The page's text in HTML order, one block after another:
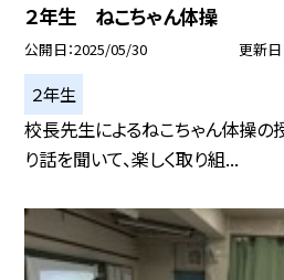
２年生 ねこちゃん体操
公開日 2025/05/30 更新日
２年生
校長先生によるねこちゃん体操の
り話を聞いて、楽しく取り組...